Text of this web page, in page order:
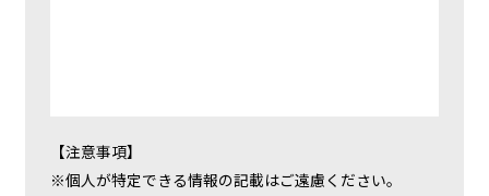
【注意事項】
個人が特定できる情報の記載はご遠慮ください。